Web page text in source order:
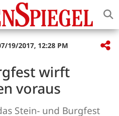
19/2017, 12:28 PM
wirft
voraus
Stein- und Burgfest